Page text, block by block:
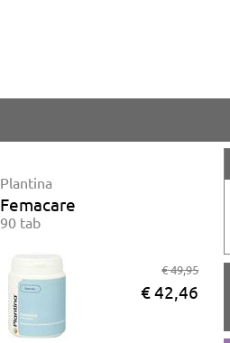
Plantina
Femacare
90 tab
€ 49,95
€ 42,46